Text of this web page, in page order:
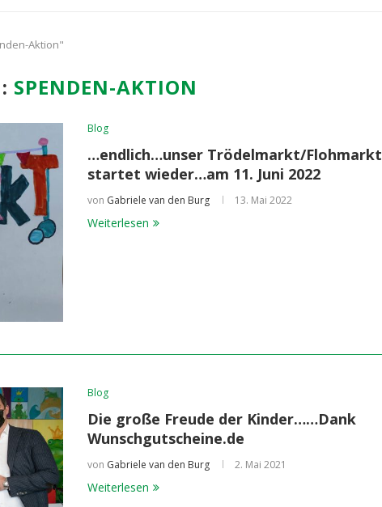
Aktion"
SPENDEN-AKTION
Blog
…endlich…unser Trödelmarkt/Flohmarkt
startet wieder…am 11. Juni 2022
von Gabriele van den Burg 13. Mai 2022
Weiterlesen
Blog
Die große Freude der Kinder……Dank
Wunschgutscheine.de
von Gabriele van den Burg 2. Mai 2021
Weiterlesen